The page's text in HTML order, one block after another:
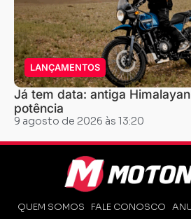
LANÇAMENTOS
Já tem data: antiga
potência
9 agosto de 2026 às 13:20
QUEM SOMOS FALE CONOSCO